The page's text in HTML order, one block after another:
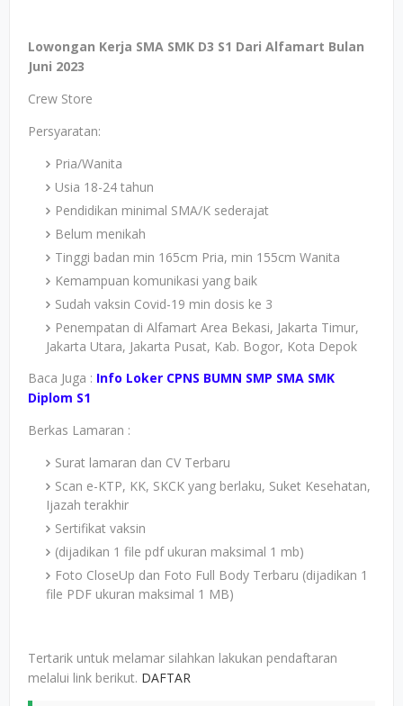
Lowongan Kerja SMA SMK D3 S1 Dari Alfamart Bulan
Juni 2023
Crew Store
Persyaratan:
Pria/Wanita
Usia 18-24 tahun
Pendidikan minimal SMA/K sederajat
Belum menikah
Tinggi badan min 165cm Pria, min 155cm Wanita
Kemampuan komunikasi yang baik
Sudah vaksin Covid-19 min dosis ke 3
Penempatan di Alfamart Area Bekasi, Jakarta Timur,
Jakarta Utara, Jakarta Pusat, Kab. Bogor, Kota Depok
Baca Juga : Info Loker CPNS BUMN SMP SMA SMK
Diplom S1
Berkas Lamaran :
Surat lamaran dan CV Terbaru
Scan e-KTP, KK, SKCK yang berlaku, Suket Kesehatan,
Ijazah terakhir
Sertifikat vaksin
(dijadikan 1 file pdf ukuran maksimal 1 mb)
Foto CloseUp dan Foto Full Body Terbaru (dijadikan 1
file PDF ukuran maksimal 1 MB)
Tertarik untuk melamar silahkan lakukan pendaftaran
melalui link berikut. DAFTAR